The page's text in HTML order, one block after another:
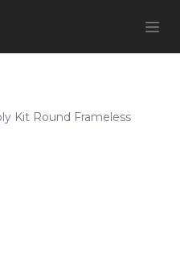
Kit Round Frameless